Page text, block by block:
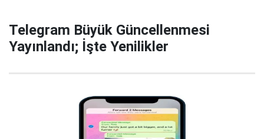
Telegram Büyük Güncellenmesi
Yayınlandı; İşte Yenilikler